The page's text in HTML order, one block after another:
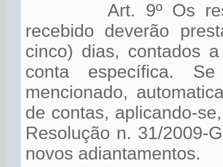
Art. 9º Os
recebido deverão
cinco) dias, contados
conta específica.
mencionado,
de contas, aplicando-
Resolução n. 31/2009-
novos adiantamentos.